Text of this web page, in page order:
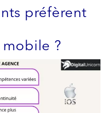
préfèrent
?